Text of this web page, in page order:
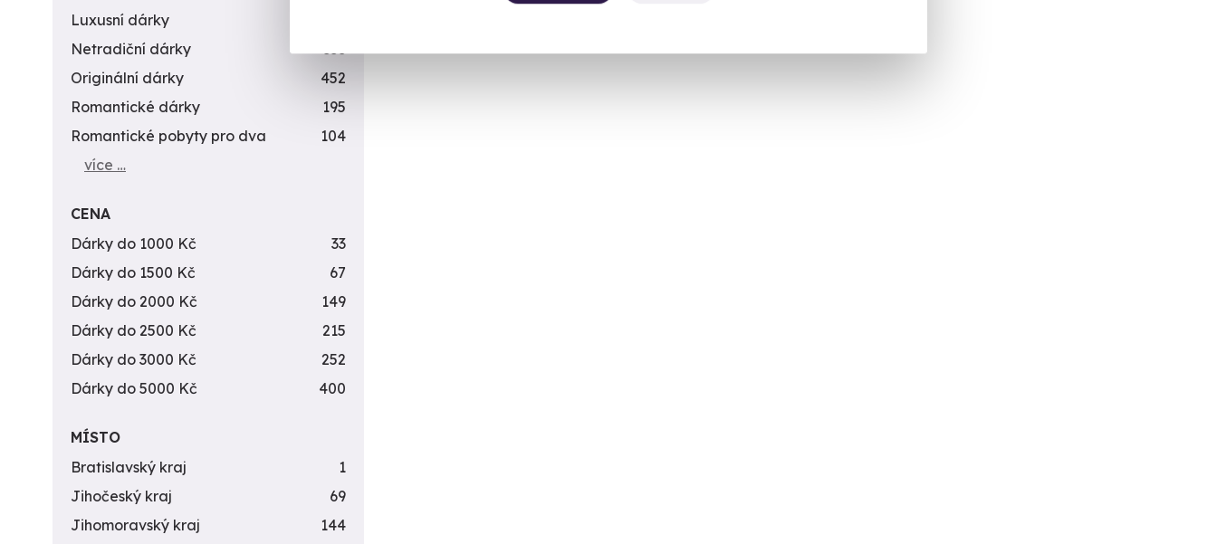
Luxusní dárky
Netradiční dárky
353
Originální dárky
452
Romantické dárky
195
Romantické pobyty pro dva
104
více …
CENA
Dárky do 1000 Kč
33
Dárky do 1500 Kč
67
Dárky do 2000 Kč
149
Dárky do 2500 Kč
215
Dárky do 3000 Kč
252
Dárky do 5000 Kč
400
MÍSTO
Bratislavský kraj
1
Jihočeský kraj
69
Jihomoravský kraj
144